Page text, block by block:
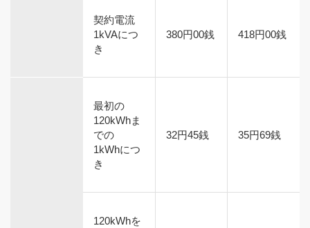
契約電流
1kVAにつ
き
380円00銭 418円00銭
最初の
120kWhま
での
1kWhにつ
き
32円45銭 35円69銭
120kWhを